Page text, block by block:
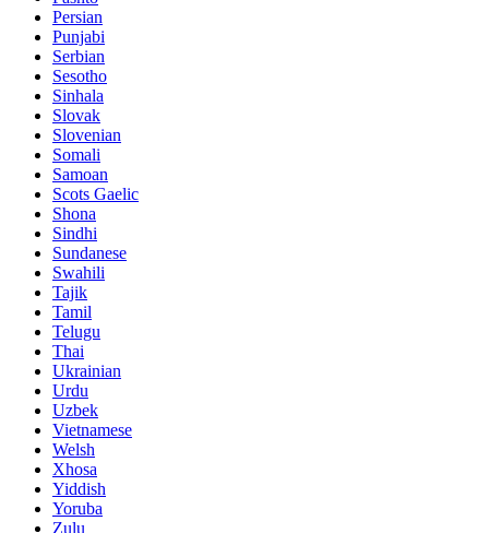
Persian
Punjabi
Serbian
Sesotho
Sinhala
Slovak
Slovenian
Somali
Samoan
Scots Gaelic
Shona
Sindhi
Sundanese
Swahili
Tajik
Tamil
Telugu
Thai
Ukrainian
Urdu
Uzbek
Vietnamese
Welsh
Xhosa
Yiddish
Yoruba
Zulu